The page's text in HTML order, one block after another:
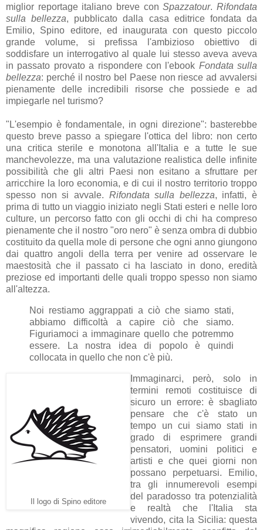
miglior reportage italiano breve conSpazzatour.Rifondata
sulla bellezza,
pubblicato dalla casa editrice fondata da
Emilio, Spino editore, ed inaugurata con questo piccolo
grande volume, si prefissa l'ambizioso obiettivo di
soddisfare un interrogativo al quale lui stesso aveva aveva
in passato provato a rispondere con l'ebook Fondata sulla
bellezza: perché il nostro bel Paese non riesce ad avvalersi
pienamente delle incredibili risorse che possiede e ad
impiegarle nel turismo?
"L'esempio è fondamentale, in ogni direzione": basterebbe
questo breve passo a spiegare l'ottica del libro: non certo
una critica sterile e monotona all'Italia e a tutte le sue
manchevolezze, ma una valutazione realistica delle infinite
possibilità che gli altri Paesi non esitano a sfruttare per
arricchire la loro economia, e di cui il nostro territorio troppo
spesso non si avvale. Rifondata sulla bellezza, infatti, è
prima di tutto un viaggio iniziato negli Stati esteri e nelle loro
culture, un percorso fatto con gli occhi di chi ha compreso
pienamente che il nostro "oro nero" è senza ombra di dubbio
costituito da quella mole di persone che ogni anno giungono
dai quattro angoli della terra per venire ad osservare le
maestosità che il passato ci ha lasciato in dono, eredità
preziose ed importanti delle quali troppo spesso non siamo
all'altezza.
Noi restiamo aggrappati a ciò che siamo stati,
abbiamo difficoltà a capire ciò che siamo.
Figuriamoci a immaginare quello che potremmo
essere. La nostra idea di popolo è quindi
collocata in quello che non c'è più.
Il logo di Spino editore
Immaginarci, però, solo in
termini remoti costituisce di
sicuro un errore: è sbagliato
pensare che c'è stato un
tempo un cui siamo stati in
grado di esprimere grandi
pensatori, uomini politici e
artisti e che quei giorni non
possano perpetuarsi. Emilio,
tra gli innumerevoli esempi
del paradosso tra potenzialità
e realtà che l'Italia sta
vivendo, cita la Sicilia: questa